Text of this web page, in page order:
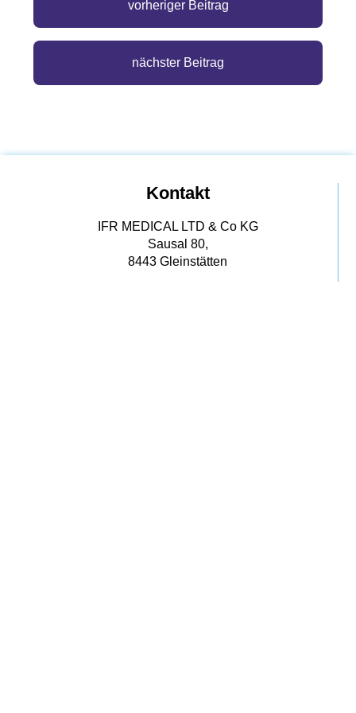
vorheriger Beitrag
nächster Beitrag
Kontakt
IFR MEDICAL LTD & Co KG
Sausal 80,
8443 Gleinstätten